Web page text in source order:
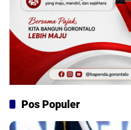
Pos Populer